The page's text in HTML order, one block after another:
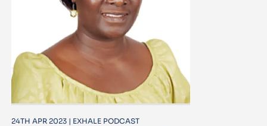
24TH APR 2023 | EXHALE PODCAST